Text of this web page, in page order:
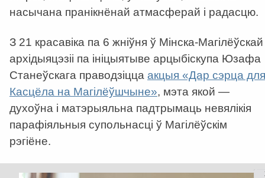
насычана пранікнёнай атмасферай і радасцю.
З 21 красавіка па 6 жніўня ў Мінска-Магілёўскай
архідыяцэзіі па ініцыятыве арцыбіскупа Юзафа
Станеўскага праводзіцца акцыя «Дар сэрца для
Касцёла на Магілёўшчыне», мэта якой —
духоўна і матэрыяльна падтрымаць невялікія
парафіяльныя супольнасці ў Магілёўскім
рэгіёне.